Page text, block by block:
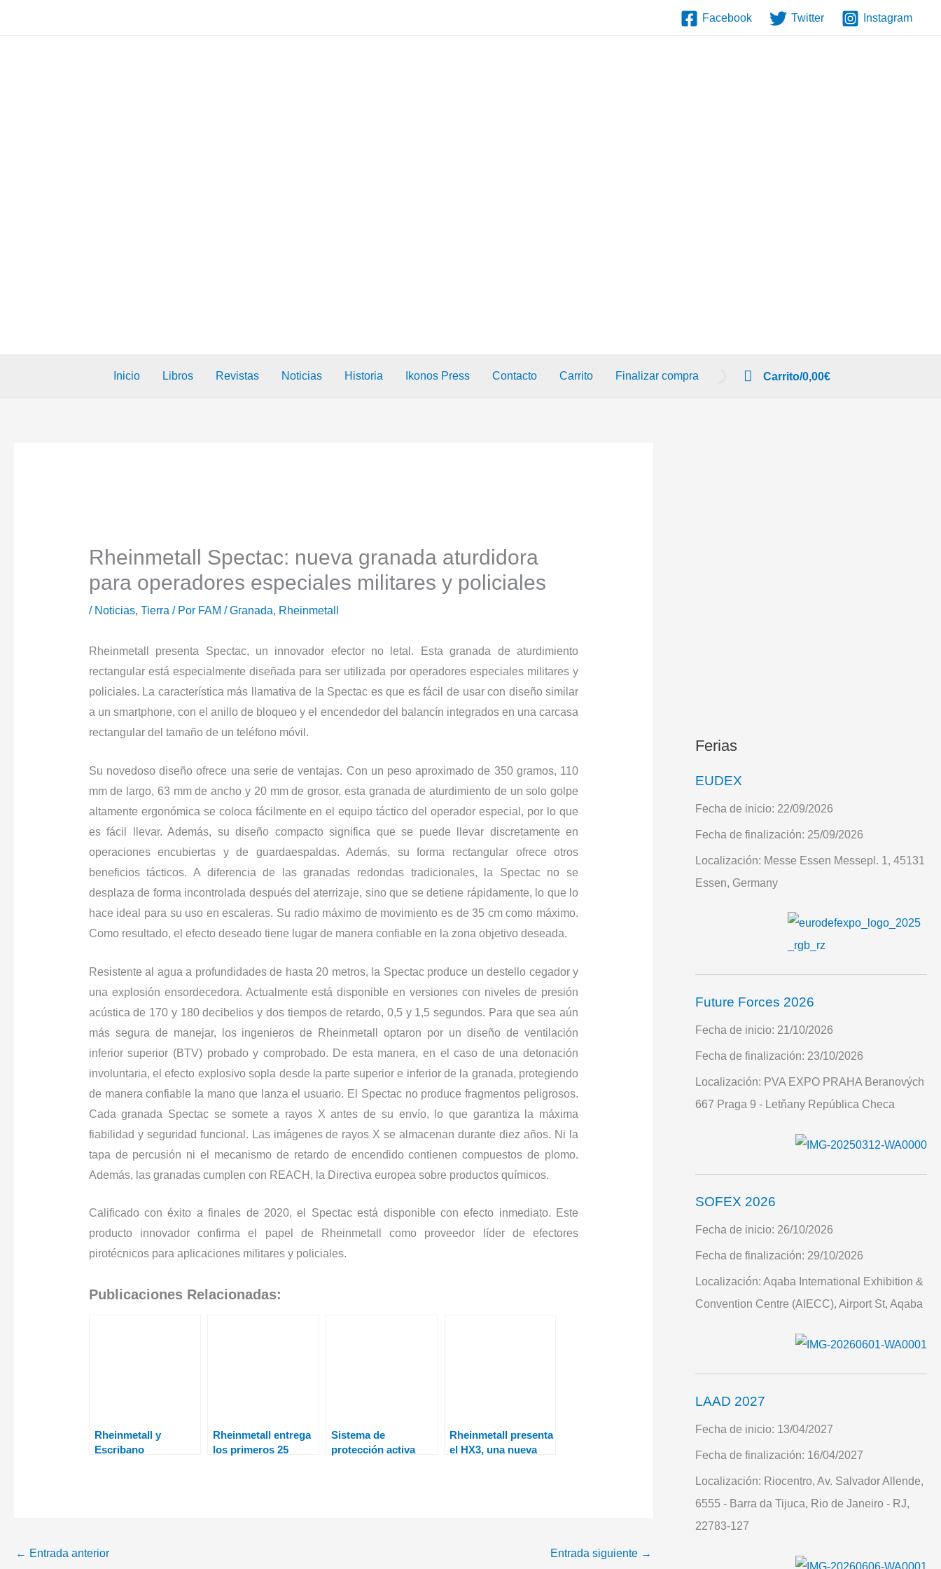
Facebook Twitter Instagram
Inicio Libros Revistas Noticias Historia Ikonos Press Contacto Carrito Finalizar compra Carrito/0,00€
Rheinmetall Spectac: nueva granada aturdidora
para operadores especiales militares y policiales
/ Noticias, Tierra/ Por FAM /Granada, Rheinmetall
Rheinmetall presenta Spectac, un innovador efector no letal. Esta granada de aturdimiento
rectangular está especialmente diseñada para ser utilizada por operadores especiales militares y
policiales. La característica más llamativa de la Spectac es que es fácil de usar con diseño similar
a un smartphone, con el anillo de bloqueo y el encendedor del balancín integrados en una carcasa
rectangular del tamaño de un teléfono móvil.
Su novedoso diseño ofrece una serie de ventajas. Con un peso aproximado de 350 gramos, 110
mm de largo, 63 mm de ancho y 20 mm de grosor, esta granada de aturdimiento de un solo golpe
altamente ergonómica se coloca fácilmente en el equipo táctico del operador especial, por lo que
es fácil llevar. Además, su diseño compacto significa que se puede llevar discretamente en
operaciones encubiertas y de guardaespaldas. Además, su forma rectangular ofrece otros
beneficios tácticos. A diferencia de las granadas redondas tradicionales, la Spectac no se
desplaza de forma incontrolada después del aterrizaje, sino que se detiene rápidamente, lo que lo
hace ideal para su uso en escaleras. Su radio máximo de movimiento es de 35 cm como máximo.
Como resultado, el efecto deseado tiene lugar de manera confiable en la zona objetivo deseada.
Resistente al agua a profundidades de hasta 20 metros, la Spectac produce un destello cegador y
una explosión ensordecedora. Actualmente está disponible en versiones con niveles de presión
acústica de 170 y 180 decibelios y dos tiempos de retardo, 0,5 y 1,5 segundos. Para que sea aún
más segura de manejar, los ingenieros de Rheinmetall optaron por un diseño de ventilación
inferior superior (BTV) probado y comprobado. De esta manera, en el caso de una detonación
involuntaria, el efecto explosivo sopla desde la parte superior e inferior de la granada, protegiendo
de manera confiable la mano que lanza el usuario. El Spectac no produce fragmentos peligrosos.
Cada granada Spectac se somete a rayos X antes de su envío, lo que garantiza la máxima
fiabilidad y seguridad funcional. Las imágenes de rayos X se almacenan durante diez años. Ni la
tapa de percusión ni el mecanismo de retardo de encendido contienen compuestos de plomo.
Además, las granadas cumplen con REACH, la Directiva europea sobre productos químicos.
Calificado con éxito a finales de 2020, el Spectac está disponible con efecto inmediato. Este
producto innovador confirma el papel de Rheinmetall como proveedor líder de efectores
pirotécnicos para aplicaciones militares y policiales.
Publicaciones Relacionadas:
Rheinmetall y
Escribano
Rheinmetall entrega
los primeros 25
Sistema de
protección activa
Rheinmetall presenta
el HX3, una nueva
← Entrada anterior Entrada siguiente →
Ferias
EUDEX
Fecha de inicio: 22/09/2026
Fecha de finalización: 25/09/2026
Localización: Messe Essen Messepl. 1, 45131
Essen, Germany
Future Forces 2026
Fecha de inicio: 21/10/2026
Fecha de finalización: 23/10/2026
Localización: PVA EXPO PRAHA Beranových
667 Praga 9 - Letňany República Checa
SOFEX 2026
Fecha de inicio: 26/10/2026
Fecha de finalización: 29/10/2026
Localización: Aqaba International Exhibition &
Convention Centre (AIECC), Airport St, Aqaba
LAAD 2027
Fecha de inicio: 13/04/2027
Fecha de finalización: 16/04/2027
Localización: Riocentro, Av. Salvador Allende,
6555 - Barra da Tijuca, Rio de Janeiro - RJ,
22783-127